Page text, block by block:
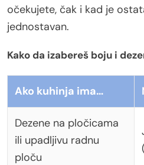
očekujete, čak i kad je
jednostavan.
Kako da izabereš boju i
Ako kuhinja ima…
Dezene na pločicama
ili upadljivu radnu
ploču